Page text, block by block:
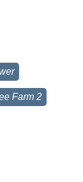
Farm 2